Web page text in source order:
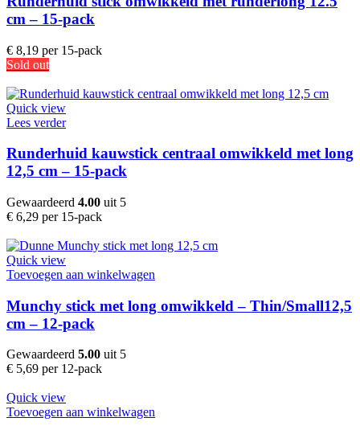
cm – 15-pack
€ 8,19 per 15-pack
Sold out
Quick view
Lees verder
Runderhuid kauwstick centraal omwikkeld met long
12,5 cm – 15-pack
Gewaardeerd 4.00 uit 5
€ 6,29 per 15-pack
Quick view
Toevoegen aan winkelwagen
Munchy stick met long omwikkeld – Thin/Small12,5
cm – 12-pack
Gewaardeerd 5.00 uit 5
€ 5,69 per 12-pack
Quick view
Toevoegen aan winkelwagen